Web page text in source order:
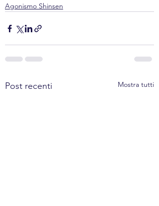
Agonismo Shinsen
Post recenti Mostra tutti